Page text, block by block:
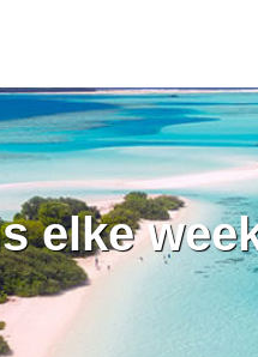
elke